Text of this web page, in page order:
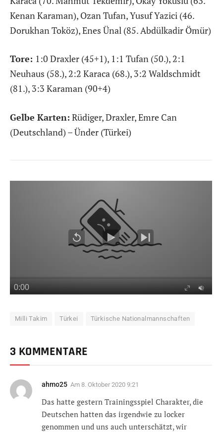
Kenan Karaman), Ozan Tufan, Yusuf Yazici (46.
Dorukhan Toköz), Enes Ünal (85. Abdülkadir Ömür)
Tore: 1:0 Draxler (45+1), 1:1 Tufan (50.), 2:1
Neuhaus (58.), 2:2 Karaca (68.), 3:2 Waldschmidt
(81.), 3:3 Karaman (90+4)
Gelbe Karten: Rüdiger, Draxler, Emre Can
(Deutschland) – Ünder (Türkei)
Milli Takim Türkei Türkische Nationalmannschaften
3 KOMMENTARE
ahmo25 Am 8. Oktober 2020 9:21
Das hatte gestern Trainingsspiel Charakter, die
Deutschen hatten das irgendwie zu locker
genommen und uns auch unterschätzt, wir